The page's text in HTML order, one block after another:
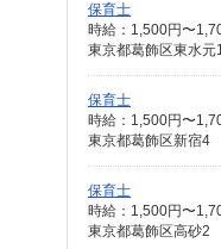
保育士
時給：1,500円〜
東京都葛飾区東水元
保育士
時給：1,500円〜
東京都葛飾区新宿4
保育士
時給：1,500円〜
東京都葛飾区高砂2